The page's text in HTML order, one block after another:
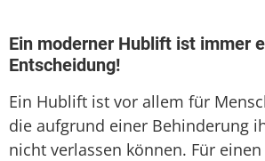
Treppenaufzug
Treppenlift
Treppenlift mieten
Ein moderner Hublift ist immer
Entscheidung!
Ein Hublift ist vor allem für
die aufgrund einer Behinderung
nicht verlassen können. Für